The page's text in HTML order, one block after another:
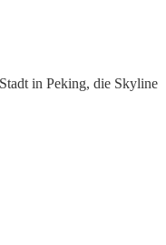
in Peking, die Skyline